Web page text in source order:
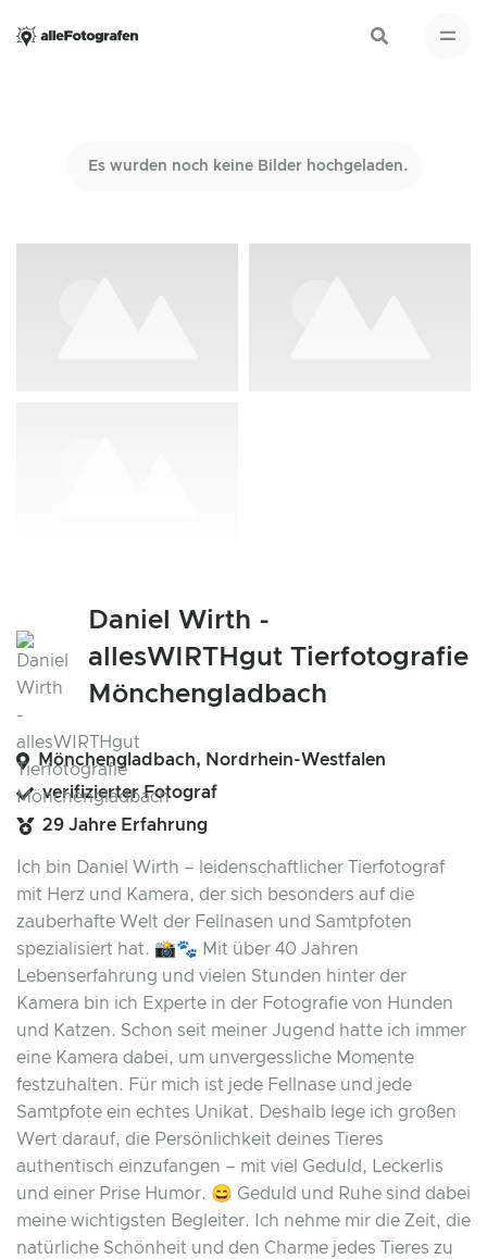
Es wurden noch keine Bilder hochgeladen.
Daniel Wirth -
allesWIRTHgut Tierfotografie
Mönchengladbach
Mönchengladbach, Nordrhein-Westfalen
verifizierter Fotograf
29 Jahre Erfahrung
Ich bin Daniel Wirth – leidenschaftlicher Tierfotograf
mit Herz und Kamera, der sich besonders auf die
zauberhafte Welt der Fellnasen und Samtpfoten
spezialisiert hat. 📸🐾 Mit über 40 Jahren
Lebenserfahrung und vielen Stunden hinter der
Kamera bin ich Experte in der Fotografie von Hunden
und Katzen. Schon seit meiner Jugend hatte ich immer
eine Kamera dabei, um unvergessliche Momente
festzuhalten. Für mich ist jede Fellnase und jede
Samtpfote ein echtes Unikat. Deshalb lege ich großen
Wert darauf, die Persönlichkeit deines Tieres
authentisch einzufangen – mit viel Geduld, Leckerlis
und einer Prise Humor. 😄 Geduld und Ruhe sind dabei
meine wichtigsten Begleiter. Ich nehme mir die Zeit, die
natürliche Schönheit und den Charme jedes Tieres zu